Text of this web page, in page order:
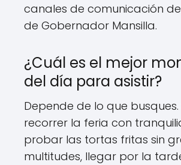
canales de comunicación
de Gobernador Mansilla.
¿Cuál es el mejor
del día para asistir?
Depende de lo que busques.
recorrer la feria con
probar las tortas fritas sin
multitudes, llegar por la